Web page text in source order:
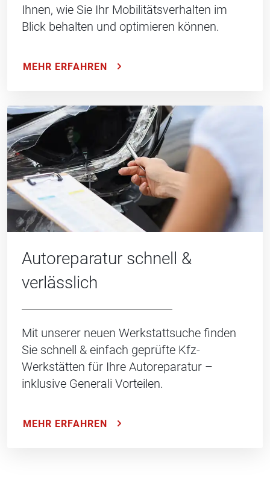
Ihnen, wie Sie Ihr Mobilitätsverhalten im
Blick behalten und optimieren können.
MEHR ERFAHREN
Autoreparatur schnell &
verlässlich
Mit unserer neuen Werkstattsuche finden
Sie schnell & einfach geprüfte Kfz-
Werkstätten für Ihre Autoreparatur –
inklusive Generali Vorteilen.
MEHR ERFAHREN